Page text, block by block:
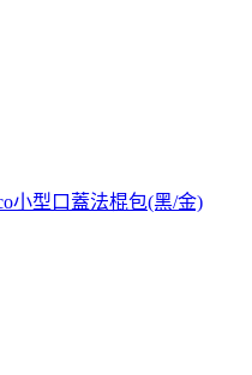
小型口蓋法棍包(黑/金)